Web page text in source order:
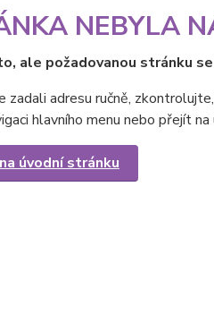
NEBYLA
ale požadovanou stránku
zadali adresu ručně,
hlavního menu nebo přejít na
úvodní stránku